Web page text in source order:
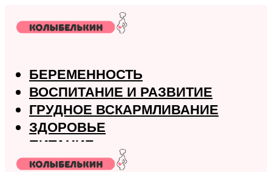
БЕРЕМЕННОСТЬ
ВОСПИТАНИЕ И РАЗВИТИЕ
ГРУДНОЕ ВСКАРМЛИВАНИЕ
ЗДОРОВЬЕ
ПИТАНИЕ
РОДЫ